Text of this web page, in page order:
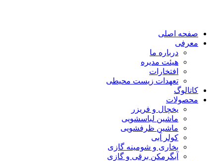
صفحه اصلی
معرفی
درباره ما
هیئت مدیره
افتخارات
تعهدات زیست محیطی
کاتالوگ
محصولات
یخچال و فریزر
ماشین لباسشویی
ماشین ظرفشویی
کولر آبی
بخاری و شومینه گازی
آبگرمکن برقی و گازی